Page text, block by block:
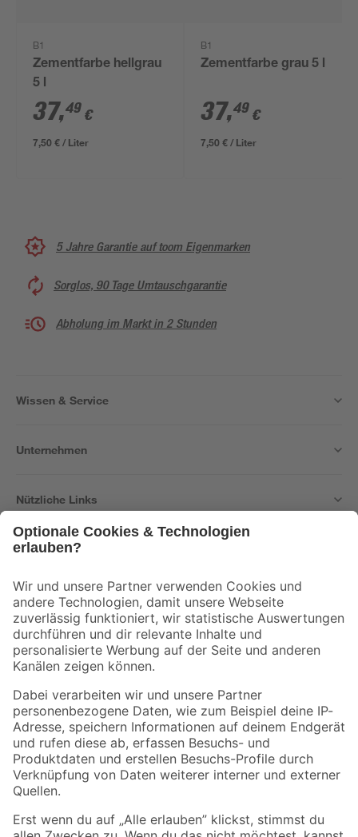
B1
Zementfarbe hellgrau
5 l
37,49 €
7,50 € / Liter
B1
Zementfarbe grau 5 l
37,49 €
7,50 € / Liter
5 Jahre Garantie auf toom Eigenmarken
Sorglos, 90 Tage Umtauschgarantie
Abholung im Markt in 2 Stunden
Wissen & Service
Unternehmen
Nützliche Links
Der toom Newsletter: Keine Angebote und Aktionen mehr verpassen!
Zur Newsletter Anmeldung
Folge uns
Zahlungsarten Versandarten
Sicher einkaufen